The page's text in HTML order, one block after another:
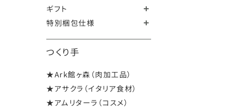
ギフト
特別梱包仕様
つくり手
★Ark館ヶ森（肉加工品）
★アサクラ（イタリア食材）
★アムリターラ（コスメ）